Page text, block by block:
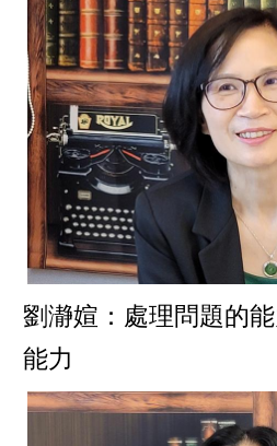
劉瀞媗：處理問題的
能力